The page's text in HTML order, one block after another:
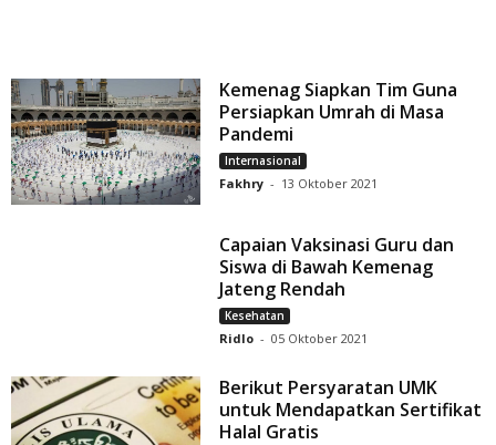
Kemenag Siapkan Tim Guna
Persiapkan Umrah di Masa
Pandemi
Internasional
Fakhry - 13 Oktober 2021
Capaian Vaksinasi Guru dan
Siswa di Bawah Kemenag
Jateng Rendah
Kesehatan
Ridlo - 05 Oktober 2021
Berikut Persyaratan UMK
untuk Mendapatkan Sertifikat
Halal Gratis